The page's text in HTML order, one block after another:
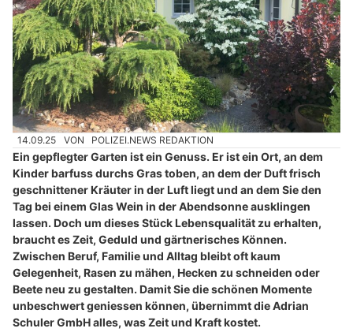
14.09.25 VON POLIZEI.NEWS REDAKTION
Ein gepflegter Garten ist ein Genuss. Er ist ein Ort, an dem
Kinder barfuss durchs Gras toben, an dem der Duft frisch
geschnittener Kräuter in der Luft liegt und an dem Sie den
Tag bei einem Glas Wein in der Abendsonne ausklingen
lassen. Doch um dieses Stück Lebensqualität zu erhalten,
braucht es Zeit, Geduld und gärtnerisches Können.
Zwischen Beruf, Familie und Alltag bleibt oft kaum
Gelegenheit, Rasen zu mähen, Hecken zu schneiden oder
Beete neu zu gestalten. Damit Sie die schönen Momente
unbeschwert geniessen können, übernimmt die Adrian
Schuler GmbH alles, was Zeit und Kraft kostet.